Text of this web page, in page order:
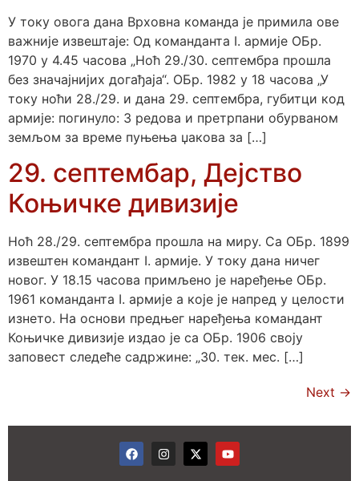
У току овога дана Врховна команда је примила ове
важније извештаје: Од команданта I. армије ОБр.
1970 у 4.45 часова „Ноћ 29./30. септембра прошла
без значајнијих догађаја“. ОБр. 1982 у 18 часова „У
току ноћи 28./29. и дана 29. септембра, губитци код
армије: погинуло: 3 редова и претрпани обурваном
земљом за време пуњења џакова за […]
29. септембар, Дејство
Коњичке дивизије
Ноћ 28./29. септембра прошла на миру. Са ОБр. 1899
извештен командант I. армије. У току дана ничег
новог. У 18.15 часова примљено је наређење ОБр.
1961 команданта I. армије а које је напред у целости
изнето. На основи предњег наређења командант
Коњичке дивизије издао је са ОБр. 1906 своју
заповест следеће садржине: „30. тек. мес. […]
Next →